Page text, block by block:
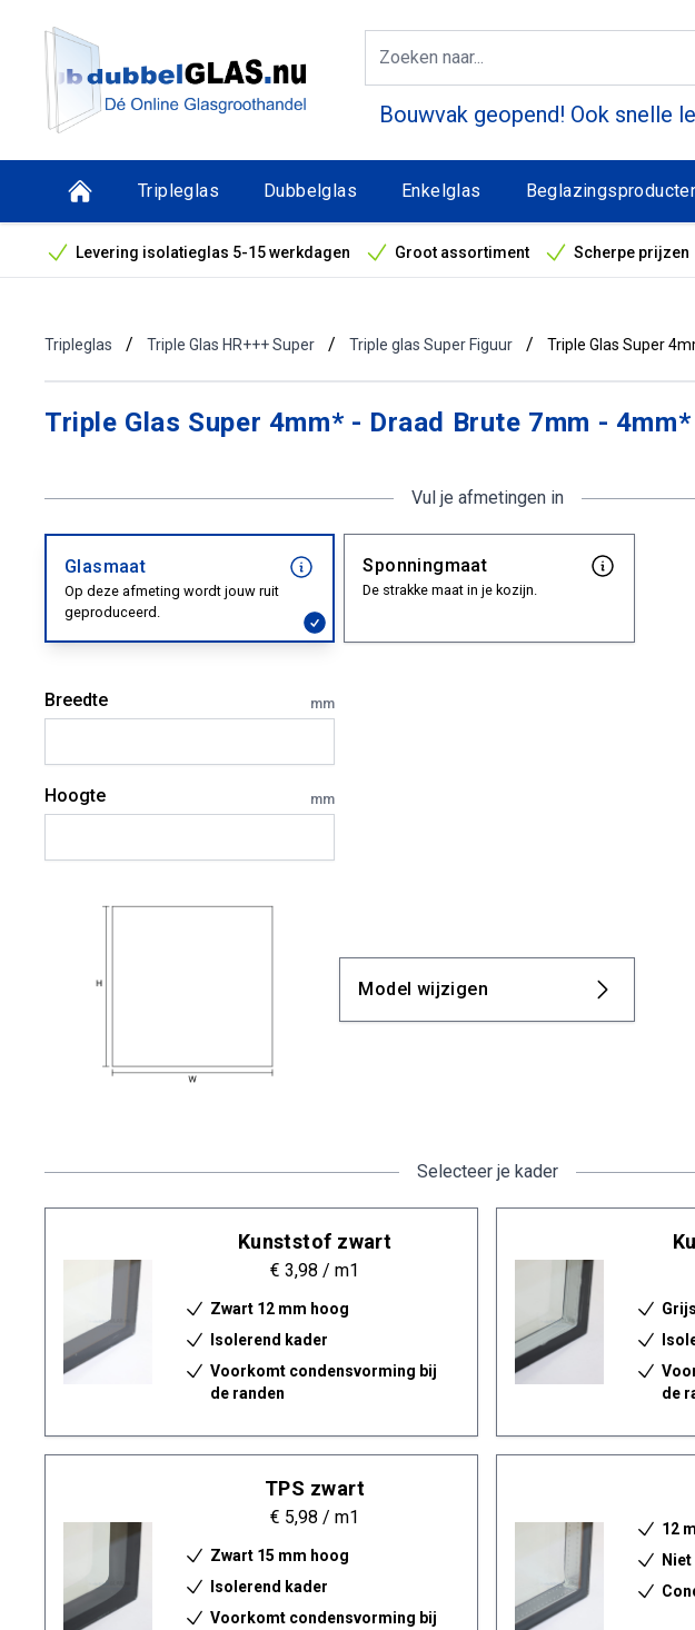
Bouwvak geopend! Ook snelle
Tripleglas Dubbelglas Enkelglas
Levering isolatieglas 5-15 werkdagen Groot assortiment Scherpe prijzen
Bouwvak geopend! Óók snelle leveringen tijdens de vakantieperiode
Tripleglas / Triple Glas HR+++ Super / Triple glas Super Figuur / Triple Glas Super
Triple Glas Super 4mm* - Draad Brute 7mm - 4mm*
Vul je afmetingen in
Glasmaat
Op deze afmeting wordt jouw ruit
geproduceerd.
Sponningmaat
De strakke maat in je kozijn.
Breedte mm
Hoogte mm
Model wijzigen
Selecteer je kader
Kunststof zwart
€ 3,98 / m1
Zwart 12 mm hoog
Isolerend kader
Voorkomt condensvorming bij
de randen
de
TPS zwart
€ 5,98 / m1
Zwart 15 mm hoog
Isolerend kader
Voorkomt condensvorming bij
12